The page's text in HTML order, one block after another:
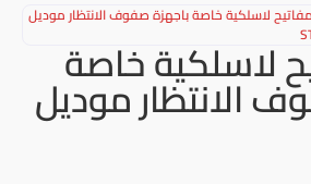
لاسلكية خاصة باجهزة صفوف الانتظار موديل
لاسلكية خاصة
الانتظار موديل